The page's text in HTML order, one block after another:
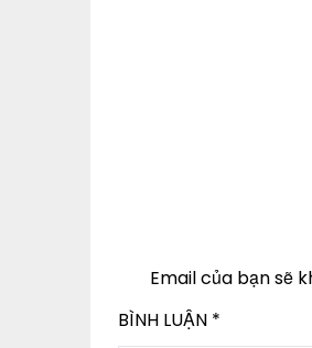
Email của bạn sẽ
BÌNH LUẬN *